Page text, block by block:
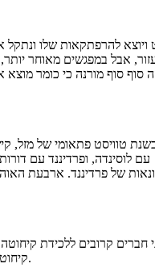
ויוצא להרפתקאות שלו
אבל במפגשים מאוחר
סוף סוף מורנה כי כומר
טוויסט פתאומי של מזל,
של פרדיננד. ארבעת
חברים קרובים ללכידת
קיחוטה, שנתפסה, מאמינה שהוא כבר קסם.